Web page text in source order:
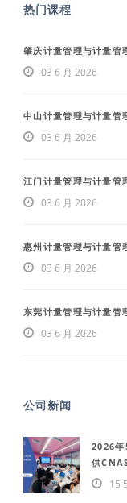
热门课程
肇庆计量管理与计量管
03 6 月 2026
中山计量管理与计量管
03 6 月 2026
江门计量管理与计量管
03 6 月 2026
惠州计量管理与计量管
03 6 月 2026
东莞计量管理与计量管
03 6 月 2026
公司新闻
2026年
供
15